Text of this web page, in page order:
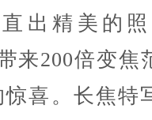
出精美的
来200倍变焦
喜。长焦特